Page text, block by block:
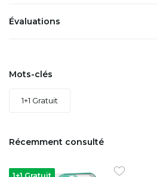
Évaluations
Mots-clés
1+1 Gratuit
Récemment consulté